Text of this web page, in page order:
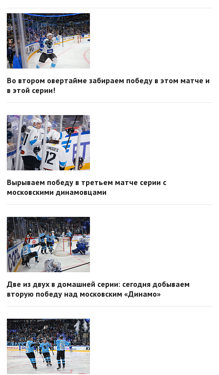
Во втором овертайме забираем победу в этом матче и
в этой серии!
Вырываем победу в третьем матче серии с
московскими динамовцами
Две из двух в домашней серии: сегодня добываем
вторую победу над московским «Динамо»